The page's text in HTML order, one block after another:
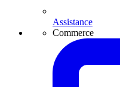
Assistance
Commerce